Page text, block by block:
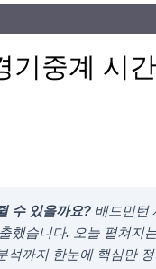
기중계 시
수 있을까요? 배드민턴
했습니다. 오늘 펼쳐지
석까지 한눈에 핵심만